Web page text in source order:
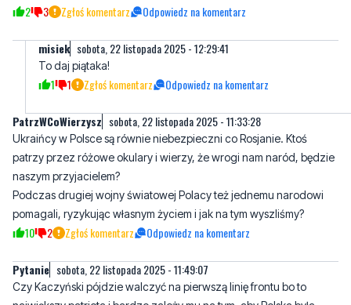
2 3 Zgłoś komentarz Odpowiedz na komentarz
misiek sobota, 22 listopada 2025 - 12:29:41
To daj piątaka!
1 1 Zgłoś komentarz Odpowiedz na komentarz
PatrzWCoWierzysz sobota, 22 listopada 2025 - 11:33:28
Ukraińcy w Polsce są równie niebezpieczni co Rosjanie. Ktoś
patrzy przez różowe okulary i wierzy, że wrogi nam naród, będzie
naszym przyjacielem?
Podczas drugiej wojny światowej Polacy też jednemu narodowi
pomagali, ryzykując własnym życiem i jak na tym wyszliśmy?
10 2 Zgłoś komentarz Odpowiedz na komentarz
Pytanie sobota, 22 listopada 2025 - 11:49:07
Czy Kaczyński pójdzie walczyć na pierwszą linię frontu bo to